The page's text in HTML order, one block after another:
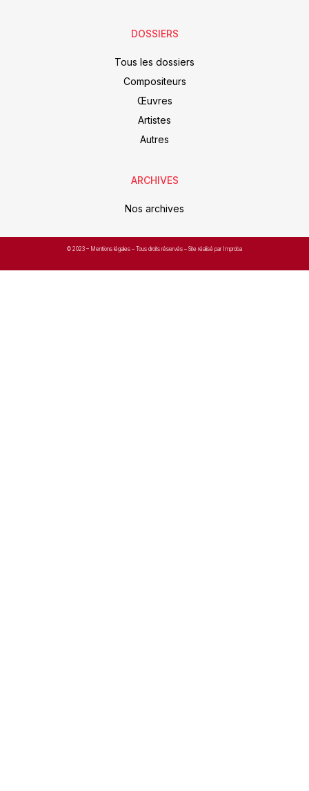
DOSSIERS
Tous les dossiers
Compositeurs
Œuvres
Artistes
Autres
ARCHIVES
Nos archives
© 2023 – Mentions légales – Tous droits réservés – Site réalisé par Improba